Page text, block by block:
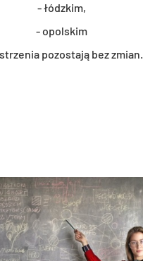
- łódz­kim,
- opol­skim
po­zo­sta­ją bez zmian.